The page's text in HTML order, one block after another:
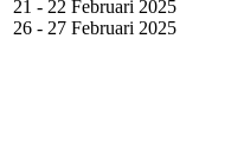
21 - 22 Februari 2025
26 - 27 Februari 2025